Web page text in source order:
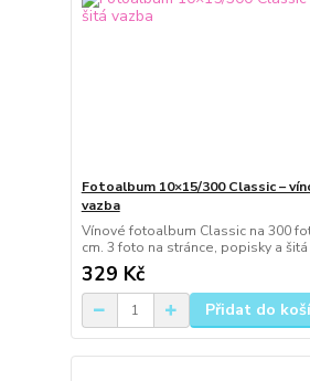
Fotoalbum 10×15/300 Classic –
vazba
Vínové fotoalbum Classic na 300
cm. 3 foto na stránce, popisky a šitá
329 Kč
Přidat do